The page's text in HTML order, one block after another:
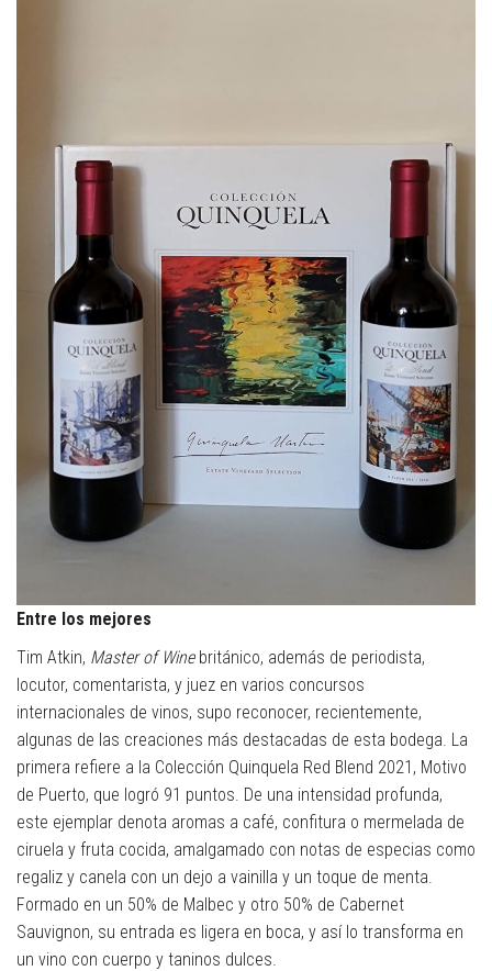
Entre los mejores
Tim Atkin, Master of Winebritánico, además de periodista,
locutor, comentarista, y juez en varios concursos
internacionales de vinos, supo reconocer, recientemente,
algunas de las creaciones más destacadas de esta bodega. La
primera refiere a la Colección Quinquela Red Blend 2021, Motivo
de Puerto, que logró 91 puntos. De una intensidad profunda,
este ejemplar denota aromas a café, confitura o mermelada de
ciruela y fruta cocida, amalgamado con notas de especias como
regaliz y canela con un dejo a vainilla y un toque de menta.
Formado en un 50% de Malbec y otro 50% de Cabernet
Sauvignon, su entrada es ligera en boca, y así lo transforma en
un vino con cuerpo y taninos dulces.